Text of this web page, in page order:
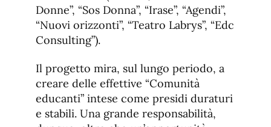
Donne”, “Sos Donna”, “Irase”, “Agendi”,
“Nuovi orizzonti”, “Teatro Labrys”, “Edc
Consulting”).
Il progetto mira, sul lungo periodo, a
creare delle effettive “Comunità
educanti” intese come presidi duraturi
e stabili. Una grande responsabilità,